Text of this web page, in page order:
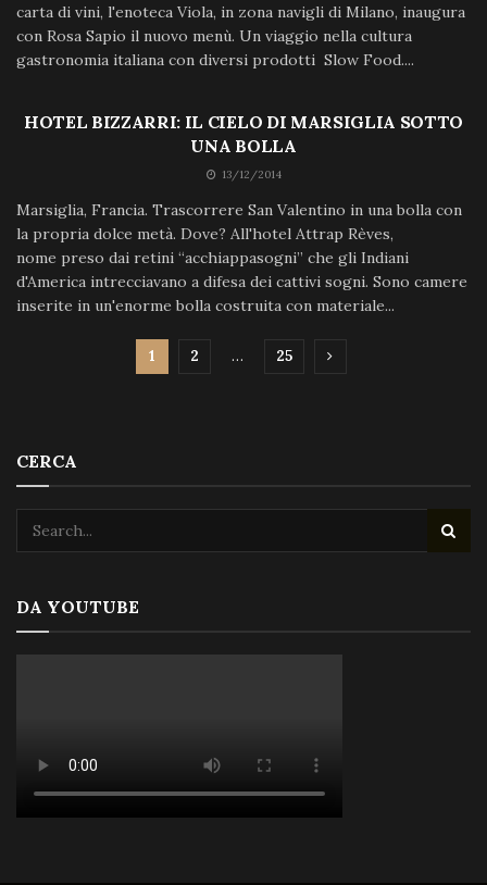
carta di vini, l'enoteca Viola, in zona navigli di Milano, inaugura
con Rosa Sapio il nuovo menù. Un viaggio nella cultura
gastronomia italiana con diversi prodotti Slow Food....
HOTEL BIZZARRI: IL CIELO DI MARSIGLIA SOTTO
UNA BOLLA
13/12/2014
Marsiglia, Francia. Trascorrere San Valentino in una bolla con
la propria dolce metà. Dove? All'hotel Attrap Rèves,
nome preso dai retini “acchiappasogni” che gli Indiani
d'America intrecciavano a difesa dei cattivi sogni. Sono camere
inserite in un'enorme bolla costruita con materiale...
1 2 … 25
CERCA
DA YOUTUBE